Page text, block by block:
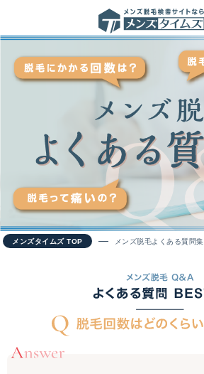
メンズタイムズ TOP メンズ脱毛よくある質問
エリアから最寄りサロンを
北海道・東北
山形県 福島
茨城県